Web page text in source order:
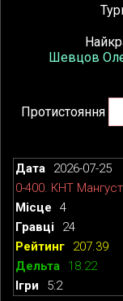
Шевцов
Протистояння
2026-07-25
0-400. КНТ
4
24
207.39
18.22
5:2